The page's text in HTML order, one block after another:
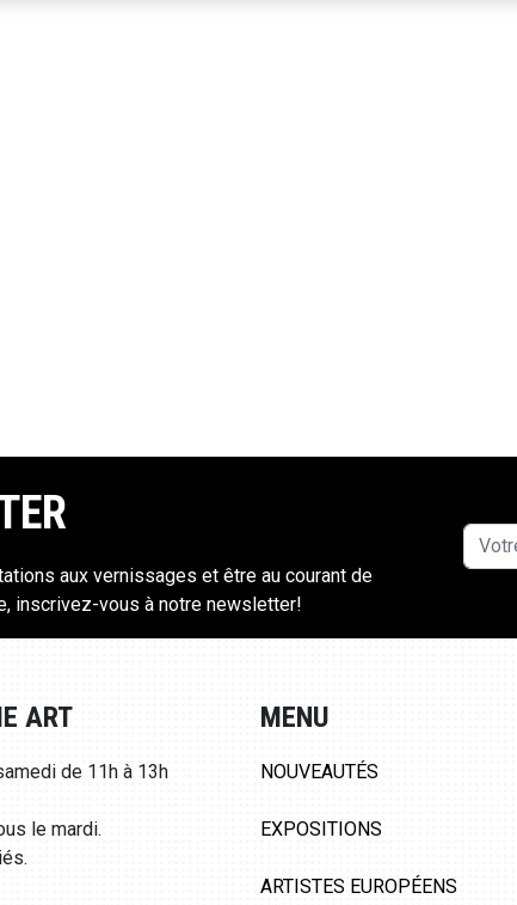
aux vernissages et être au courant de
inscrivez-vous à notre newsletter!
ART
de 11h à 13h
le mardi.
MENU
NOUVEAUTÉS
EXPOSITIONS
ARTISTES EUROPÉENS